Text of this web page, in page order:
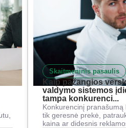
Skaitmeninis pasaulis
Kaip pažangios
valdymo sistemos
tampa konkurenci...
Konkurencinį pranašumą
tik geresnė prekė,
kaina ar didesnis